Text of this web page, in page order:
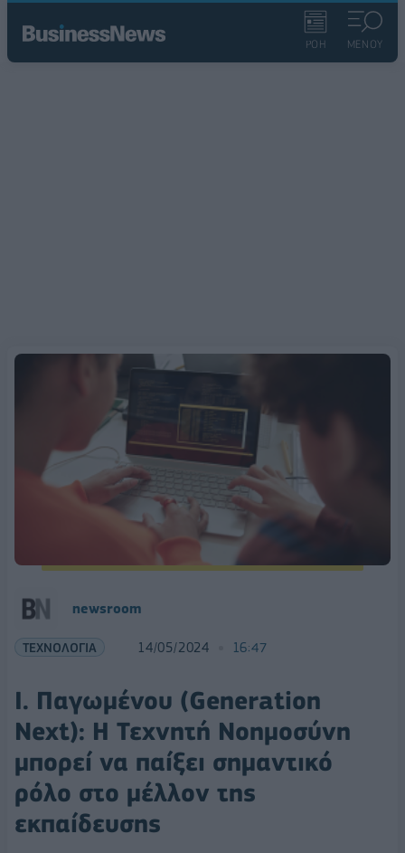
ΡΟΗ ΜΕΝΟΥ
newsroom
ΤΕΧΝΟΛΟΓΙΑ 14/05/2024 16:47
Ι. Παγωμένου (Generation
Next): Η Τεχνητή Νοημοσύνη
μπορεί να παίξει σημαντικό
ρόλο στο μέλλον της
εκπαίδευσης